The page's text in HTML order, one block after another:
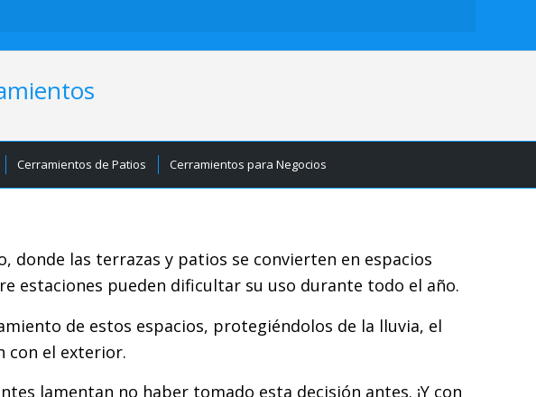
Cerramientos de Patios Cerramientos para Negocios
las terrazas y patios se convierten en espacios
estaciones pueden dificultar su uso durante todo el año.
de estos espacios, protegiéndolos de la lluvia, el
con el exterior.
lamentan no haber tomado esta decisión antes. ¡Y con